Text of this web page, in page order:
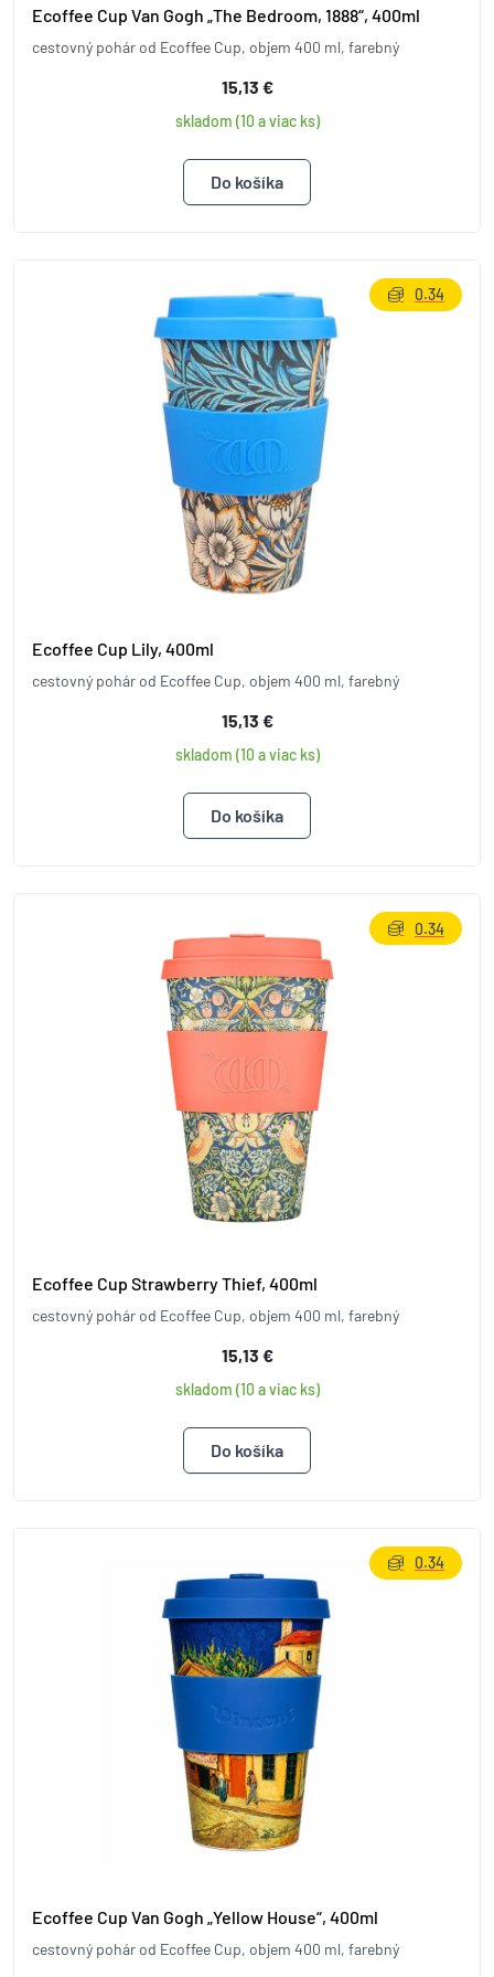
Ecoffee Cup Van Gogh „The Bedroom, 1888“, 400ml
cestovný pohár od Ecoffee Cup, objem 400 ml, farebný
15,13 €
skladom (10 a viac ks)
Ecoffee Cup Lily, 400ml
cestovný pohár od Ecoffee Cup, objem 400 ml, farebný
15,13 €
skladom (10 a viac ks)
0.34
Ecoffee Cup Strawberry Thief, 400ml
cestovný pohár od Ecoffee Cup, objem 400 ml, farebný
15,13 €
skladom (10 a viac ks)
0.34
Ecoffee Cup Van Gogh „Yellow House“, 400ml
cestovný pohár od Ecoffee Cup, objem 400 ml, farebný
0.34